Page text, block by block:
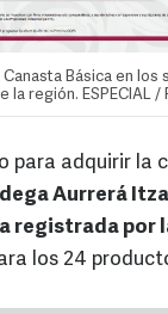
Básica en los
la región. ESPECIAL /
para adquirir la
Aurrerá
registrada por
los 24